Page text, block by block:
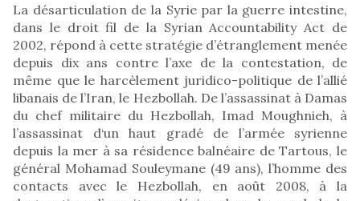
La désarticulation de la Syrie par la guerre intestine,
dans le droit fil de la Syrian Accountability Act de
2002, répond à cette stratégie d’étranglement menée
depuis dix ans contre l’axe de la contestation, de
même que le harcèlement juridico-politique de l’allié
libanais de l’Iran, le Hezbollah. De l’assassinat à Damas
du chef militaire du Hezbollah, Imad Moughnieh, à
l’assassinat d‘un haut gradé de l’armée syrienne
depuis la mer à sa résidence balnéaire de Tartous, le
général Mohamad Souleymane (49 ans), l’homme des
contacts avec le Hezbollah, en août 2008, à la